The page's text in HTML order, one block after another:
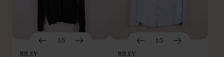
1/5
RILEY
1/5
RILEY